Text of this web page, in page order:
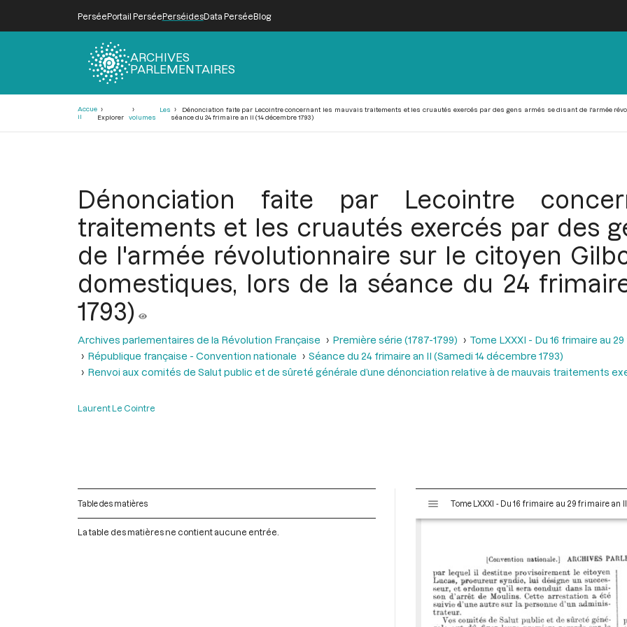
PerséePortail PerséePerséidesData PerséeBlog
ARCHIVES
PARLEMENTAIRES
Accue
il
Explorer
Les
volumes
Dénonciation faite par Lecointre concernant les mauvais traitements et les cruautés exercés par des gens armés se disant de l'armée
séance du 24 frimaire an II (14 décembre 1793)
Dénonciation faite par Lecointre
traitements et les cruautés exercés par des
de l'armée révolutionnaire sur le citoyen
domestiques, lors de la séance du 24
1793)
Archives parlementaires de la Révolution Française Première série (1787-1799)
Tome LXXXI - Du 16 frimaire au
République française - Convention nationale
Séance du 24 frimaire an II (Samedi 14 décembre 1793)
Renvoi aux comités de Salut public et de sûreté générale d’une dénonciation relative à de mauvais traitements
Laurent Le Cointre
Table des matières
La table des matières ne contient aucune entrée.
s
Tome LXXXI - Du 16 frimaire au 29 frimaire an